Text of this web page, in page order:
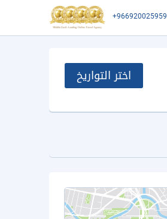
+966920025959
اختر التواريخ